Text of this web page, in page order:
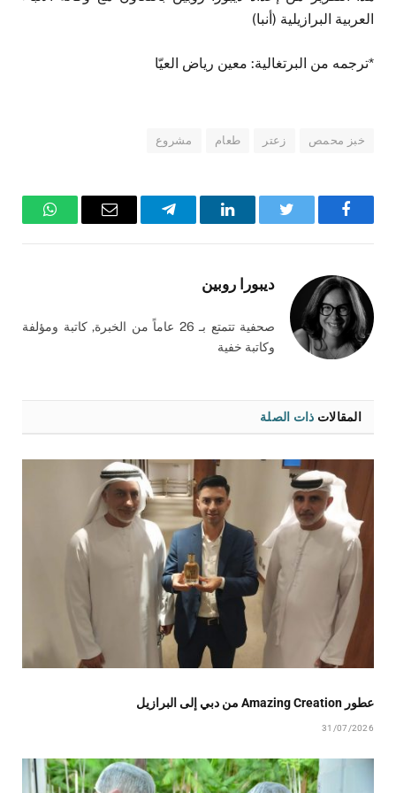
العربية البرازيلية (أنبا)
*ترجمه من البرتغالية: معين رياض العيّا
خبز محمص زعتر طعام مشروع
فيسبوك تويتر لينكدإن تيلقرام
البريد
واتساب
ديبورا روبين
صحفية تتمتع بـ 26 عاماً من الخبرة, كاتبة ومؤلفة
وكاتبة خفية
المقالات ذات الصلة
عطور Amazing Creation من دبي إلى البرازيل
31/07/2026